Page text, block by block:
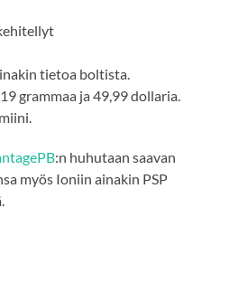
tietoa boltista.
grammaa ja 49,99 dollaria.
:n huhutaan saavan
myös Ioniin ainakin PSP